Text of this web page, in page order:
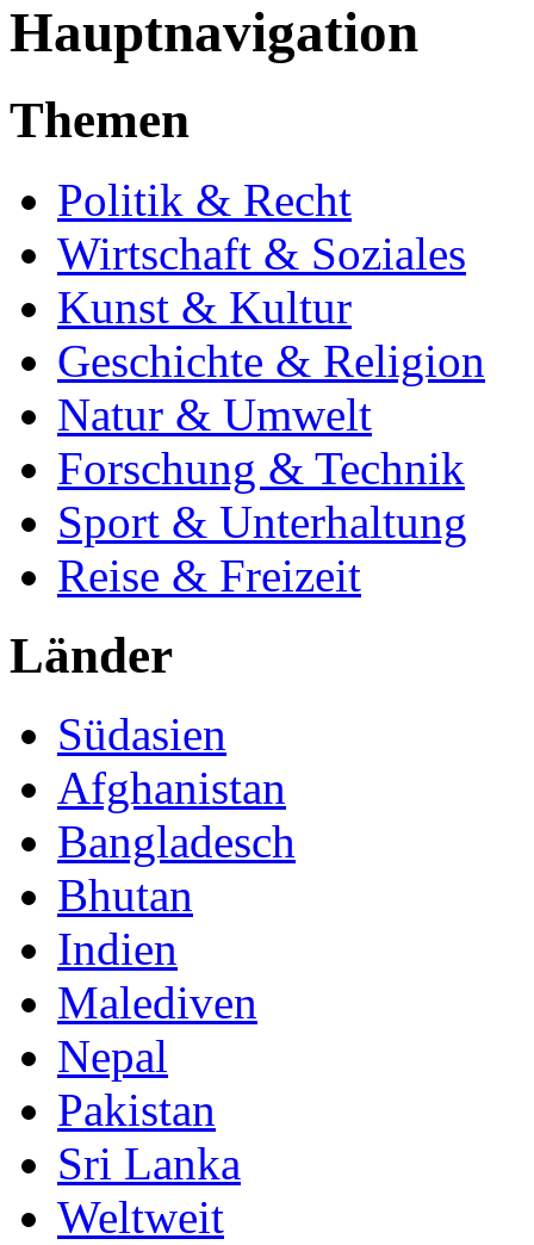
Hauptnavigation
Themen
Politik & Recht
Wirtschaft & Soziales
Kunst & Kultur
Geschichte & Religion
Natur & Umwelt
Forschung & Technik
Sport & Unterhaltung
Reise & Freizeit
Länder
Südasien
Afghanistan
Bangladesch
Bhutan
Indien
Malediven
Nepal
Pakistan
Sri Lanka
Weltweit